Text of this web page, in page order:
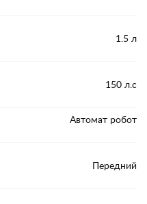
1.5 л
150 л.с
Автомат робот
Передний